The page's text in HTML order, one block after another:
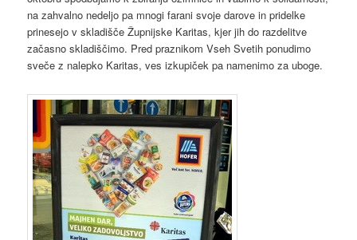
na zahvalno nedeljo pa mnogi farani svoje darove in pridelke
prinesejo v skladišče Župnijske Karitas, kjer jih do razdelitve
začasno skladiščimo. Pred praznikom Vseh Svetih ponudimo
sveče z nalepko Karitas, ves izkupiček pa namenimo za uboge.